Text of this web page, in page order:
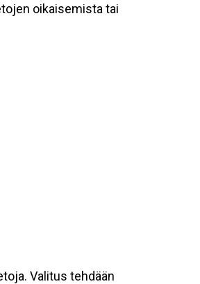
oikaisemista tai
Valitus tehdään